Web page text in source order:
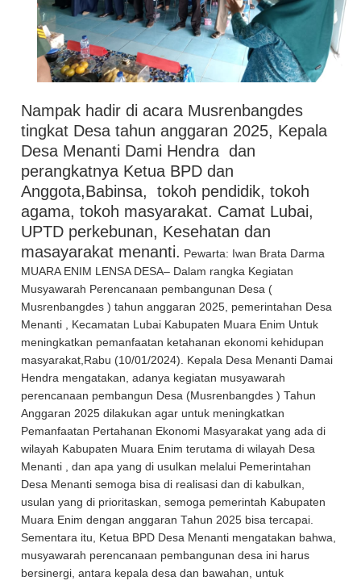
Nampak hadir di acara Musrenbangdes
tingkat Desa tahun anggaran 2025, Kepala
Desa Menanti Dami Hendra dan
perangkatnya Ketua BPD dan
Anggota,Babinsa, tokoh pendidik, tokoh
agama, tokoh masyarakat. Camat Lubai,
UPTD perkebunan, Kesehatan dan
masayarakat menanti. Pewarta: Iwan Brata Darma
MUARA ENIM LENSA DESA– Dalam rangka Kegiatan
Musyawarah Perencanaan pembangunan Desa (
Musrenbangdes ) tahun anggaran 2025, pemerintahan Desa
Menanti , Kecamatan Lubai Kabupaten Muara Enim Untuk
meningkatkan pemanfaatan ketahanan ekonomi kehidupan
masyarakat,Rabu (10/01/2024). Kepala Desa Menanti Damai
Hendra mengatakan, adanya kegiatan musyawarah
perencanaan pembangun Desa (Musrenbangdes ) Tahun
Anggaran 2025 dilakukan agar untuk meningkatkan
Pemanfaatan Pertahanan Ekonomi Masyarakat yang ada di
wilayah Kabupaten Muara Enim terutama di wilayah Desa
Menanti , dan apa yang di usulkan melalui Pemerintahan
Desa Menanti semoga bisa di realisasi dan di kabulkan,
usulan yang di prioritaskan, semoga pemerintah Kabupaten
Muara Enim dengan anggaran Tahun 2025 bisa tercapai.
Sementara itu, Ketua BPD Desa Menanti mengatakan bahwa,
musyawarah perencanaan pembangunan desa ini harus
bersinergi, antara kepala desa dan bawahan, untuk